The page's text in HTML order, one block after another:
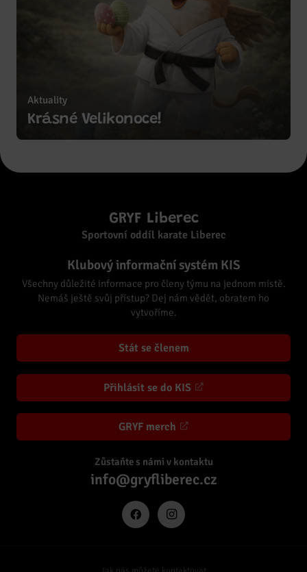
Aktuality
Krásné Velikonoce!
Zobrazit více
GRYF Liberec
Sportovní oddíl karate Liberec
Klubový informační systém KIS
Všechny důležité informace pro členy týmu na jednom místě.
Nemáš ještě svůj přístup? Dej nám vědět, obratem ho
vytvoříme.
Stát se členem
Přihlásit se do KIS
GRYF merch
Zůstaňte s námi v kontaktu
info@gryfliberec.cz